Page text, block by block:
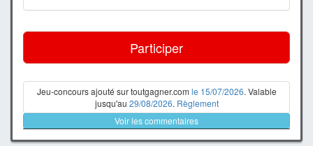
Participer
Jeu-concours ajouté sur toutgagner.com le 15/07/2026. Valable
jusqu'au 29/08/2026. Règlement
Voir les commentaires